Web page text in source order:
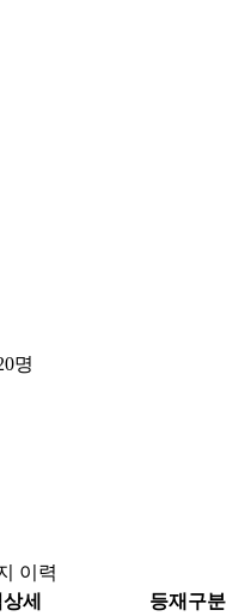
명
이력
세 등재구분